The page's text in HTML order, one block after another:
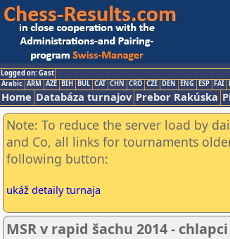
Logged on: Gast
Arabic ARM AZE BIH BUL CAT CHN CRO CZE DEN ENG ESP FAI
Home Databáza turnajov Prebor Rakúska
Note: To reduce the server load by
and Co, all links for tournaments
following button:
ukáž detaily turnaja
MSR v rapid šachu 2014 -